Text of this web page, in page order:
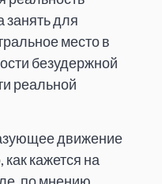
занять для
место в
безудержной
реальной
движение
кажется на